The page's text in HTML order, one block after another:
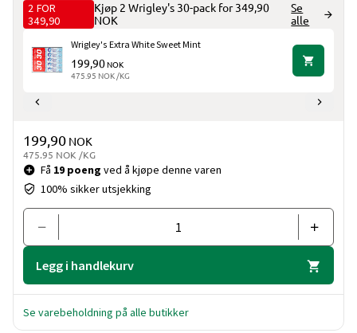
2 FOR
349,90
Kjøp 2 Wrigley's 30-pack for 349,90
NOK
Se
alle
Wrigley's Extra White Sweet Mint
199,90NOK
475.95 NOK /KG
Pris og mengde
Få 19 poeng ved å kjøpe denne varen
100% sikker utsjekking
199,90 NOK
475.95 NOK /KG
Legg i handlekurv
Se varebeholdning på alle butikker